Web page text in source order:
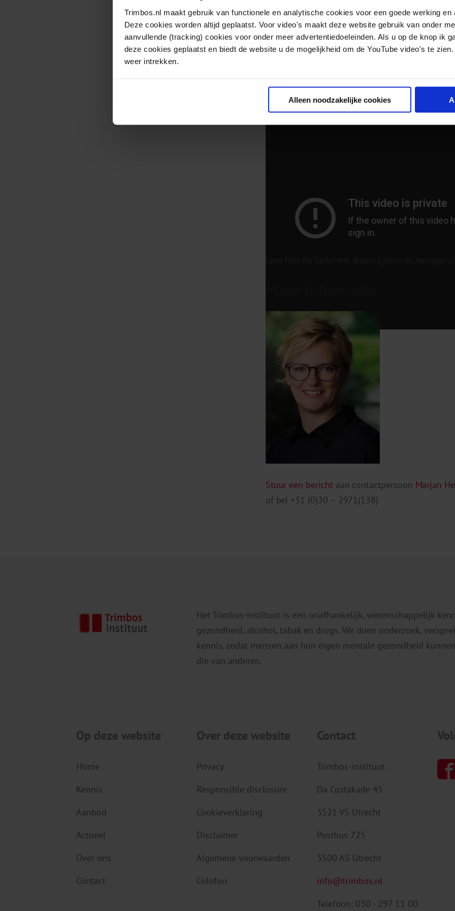
Trimbos.nl maakt gebruik van functionele en analytische cookies voor een goede werking
Deze cookies worden altijd geplaatst. Voor video's maakt deze website gebruik van onder
aanvullende (tracking) cookies voor onder meer advertentiedoeleinden. Als u op de knop ik
deze cookies geplaatst en biedt de website u de mogelijkheid om de YouTube video's te
weer intrekken.
Alleen noodzakelijke cookies
Voorkomen van terugval na de zwangerschap
Het onderzoek van TNO laat verder zien dat
tijdens de zwangerschap stopt met roken, in
voor een betere ondersteuning van ouders bij
infographic ontwikkeld om het onderwerp
Stuur een berichtaan contactpersoon Marjan
of bel +31 (0)30 – 2971(138)
Het Trimbos-instituut is een onafhankelijk, wetenschappelijk
gezondheid, alcohol, tabak en drugs. We doen onderzoek,
kennis, zodat mensen aan hun eigen mentale gezondheid
die van anderen.
Op deze website
Home
Kennis
Aanbod
Actueel
Over ons
Contact
Over deze website
Privacy
Responsible disclosure
Cookieverklaring
Disclaimer
Algemene voorwaarden
Colofon
Contact
Trimbos-instituut
Da Costakade 45
3521 VS Utrecht
Postbus 725
3500 AS Utrecht
info@trimbos.nl
Telefoon: 030 - 297 11 00